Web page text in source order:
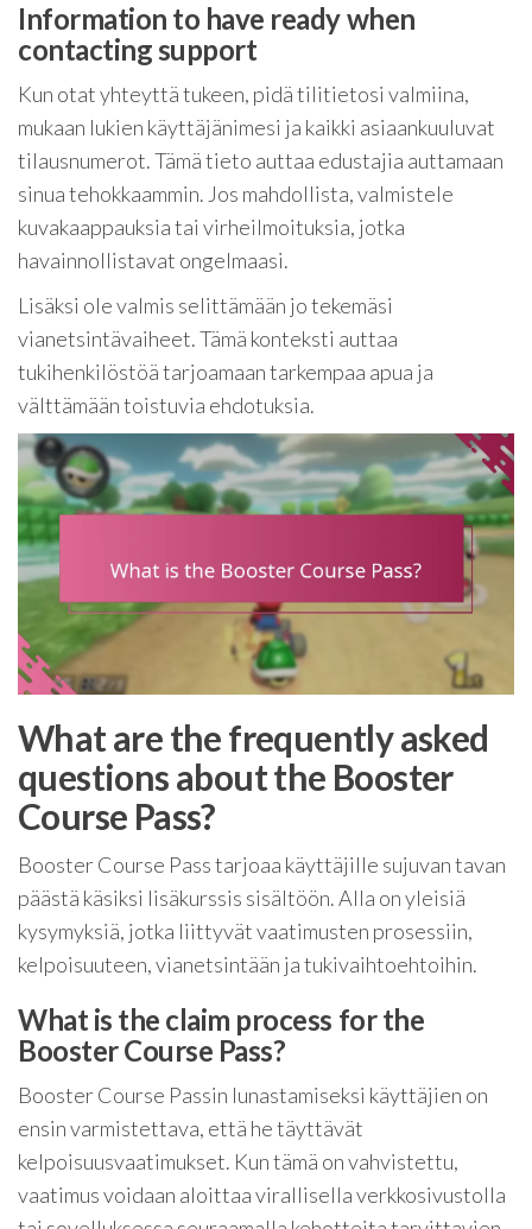
Information to have ready when
contacting support
Kun otat yhteyttä tukeen, pidä tilitietosi valmiina,
mukaan lukien käyttäjänimesi ja kaikki asiaankuuluvat
tilausnumerot. Tämä tieto auttaa edustajia auttamaan
sinua tehokkaammin. Jos mahdollista, valmistele
kuvakaappauksia tai virheilmoituksia, jotka
havainnollistavat ongelmaasi.
Lisäksi ole valmis selittämään jo tekemäsi
vianetsintävaiheet. Tämä konteksti auttaa
tukihenkilöstöä tarjoamaan tarkempaa apua ja
välttämään toistuvia ehdotuksia.
What are the frequently asked
questions about the Booster
Course Pass?
Booster Course Pass tarjoaa käyttäjille sujuvan tavan
päästä käsiksi lisäkurssis sisältöön. Alla on yleisiä
kysymyksiä, jotka liittyvät vaatimusten prosessiin,
kelpoisuuteen, vianetsintään ja tukivaihtoehtoihin.
What is the claim process for the
Booster Course Pass?
Booster Course Passin lunastamiseksi käyttäjien on
ensin varmistettava, että he täyttävät
kelpoisuusvaatimukset. Kun tämä on vahvistettu,
vaatimus voidaan aloittaa virallisella verkkosivustolla